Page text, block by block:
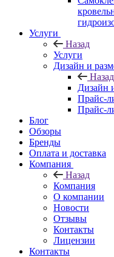
Услуги
Назад
Услуги
Дизайн и
Назад
Дизайн
Прайс-
Прайс-
Блог
Обзоры
Бренды
Оплата и доставка
Компания
Назад
Компания
О компании
Новости
Отзывы
Контакты
Лицензии
Контакты